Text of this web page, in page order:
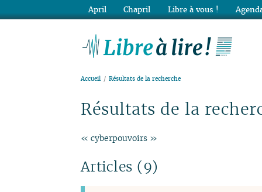
Accueil Résultats de la recherche
Résultats de la
« cyberpouvoirs »
Articles (9)
April Chapril Libre à vous !